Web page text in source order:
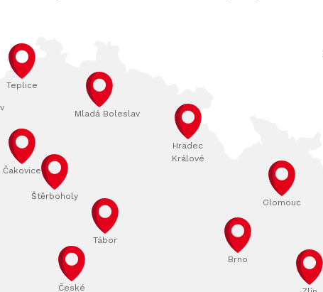
Štěrboholy
Teplice
Tábor
České
Hradec
Králové
Mladá Boleslav
Olomouc
Brno
Čakovice